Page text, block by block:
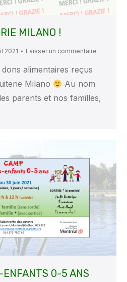
MILANO !
2021 Laisser un commentaire
alimentaires reçus
Milano
Au nom
parents et nos familles,
ENFANTS 0-5 ANS